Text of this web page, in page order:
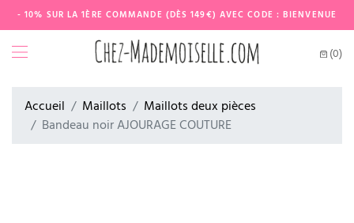
- 10% SUR LA 1ÈRE COMMANDE (DÈS 149€) AVEC CODE : BIENVENUE
(0)
Accueil Maillots
Maillots deux pièces
Bandeau noir AJOURAGE COUTURE